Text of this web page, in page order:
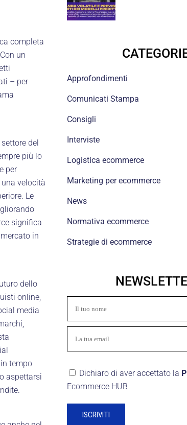
completa
un
– per
del
più lo
per
velocità
Le
significa
in
dello
online,
media
tempo
aspettarsi
Approfondimenti
Comunicati Stampa
Consigli
Interviste
Logistica ecommerce
Marketing per ecommerce
News
Normativa ecommerce
Strategie di ecommerce
Dichiaro di aver accettato la
Ecommerce HUB